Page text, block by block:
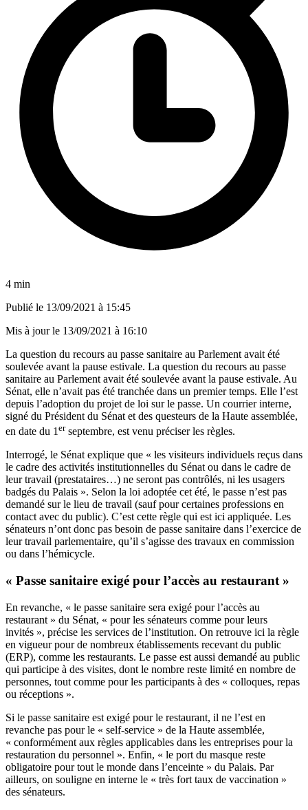
4 min
Publié le 13/09/2021 à 15:45
Mis à jour le 13/09/2021 à 16:10
La question du recours au passe sanitaire au Parlement avait été
soulevée avant la pause estivale. La question du recours au passe
sanitaire au Parlement avait été soulevée avant la pause estivale. Au
Sénat, elle n’avait pas été tranchée dans un premier temps. Elle l’est
depuis l’adoption du projet de loi sur le passe. Un courrier interne,
signé du Président du Sénat et des questeurs de la Haute assemblée,
en date du 1 erseptembre, est venu préciser les règles.
Interrogé, le Sénat explique que « les visiteurs individuels reçus dans
le cadre des activités institutionnelles du Sénat ou dans le cadre de
leur travail (prestataires…) ne seront pas contrôlés, ni les usagers
badgés du Palais ». Selon la loi adoptée cet été, le passe n’est pas
demandé sur le lieu de travail (sauf pour certaines professions en
contact avec du public). C’est cette règle qui est ici appliquée. Les
sénateurs n’ont donc pas besoin de passe sanitaire dans l’exercice de
leur travail parlementaire, qu’il s’agisse des travaux en commission
ou dans l’hémicycle.
« Passe sanitaire exigé pour l’accès au restaurant »
En revanche, « le passe sanitaire sera exigé pour l’accès au
restaurant » du Sénat, « pour les sénateurs comme pour leurs
invités », précise les services de l’institution. On retrouve ici la règle
en vigueur pour de nombreux établissements recevant du public
(ERP), comme les restaurants. Le passe est aussi demandé au public
qui participe à des visites, dont le nombre reste limité en nombre de
personnes, tout comme pour les participants à des « colloques, repas
ou réceptions ».
Si le passe sanitaire est exigé pour le restaurant, il ne l’est en
revanche pas pour le « self-service » de la Haute assemblée,
« conformément aux règles applicables dans les entreprises pour la
restauration du personnel ». Enfin, « le port du masque reste
obligatoire pour tout le monde dans l’enceinte » du Palais. Par
ailleurs, on souligne en interne le « très fort taux de vaccination »
des sénateurs.